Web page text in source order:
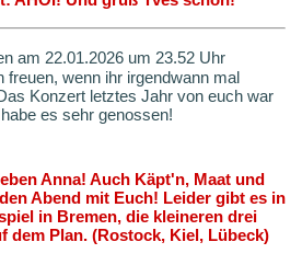
am 22.01.2026 um 23.52 Uhr
freuen, wenn ihr irgendwann mal
Konzert letztes Jahr von euch war
es sehr genossen!
Anna! Auch Käpt'n, Maat und
Abend mit Euch! Leider gibt es in
in Bremen, die kleineren drei
dem Plan. (Rostock, Kiel, Lübeck)